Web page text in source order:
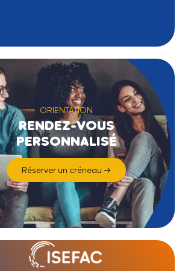
ORIENTATION
RENDEZ-VOUS
PERSONNALISÉ
Réserver un créneau →